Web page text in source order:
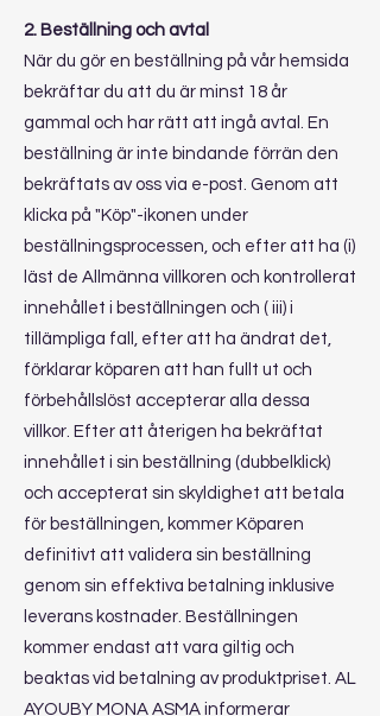
2. Beställning och avtal
När du gör en beställning på vår hemsida
bekräftar du att du är minst 18 år
gammal och har rätt att ingå avtal. En
beställning är inte bindande förrän den
bekräftats av oss via e-post. Genom att
klicka på "Köp"-ikonen under
beställningsprocessen, och efter att ha (i)
läst de Allmänna villkoren och kontrollerat
innehållet i beställningen och ( iii) i
tillämpliga fall, efter att ha ändrat det,
förklarar köparen att han fullt ut och
förbehållslöst accepterar alla dessa
villkor. Efter att återigen ha bekräftat
innehållet i sin beställning (dubbelklick)
och accepterat sin skyldighet att betala
för beställningen, kommer Köparen
definitivt att validera sin beställning
genom sin effektiva betalning inklusive
leverans kostnader. Beställningen
kommer endast att vara giltig och
beaktas vid betalning av produktpriset. AL
AYOUBY MONA ASMA informerar